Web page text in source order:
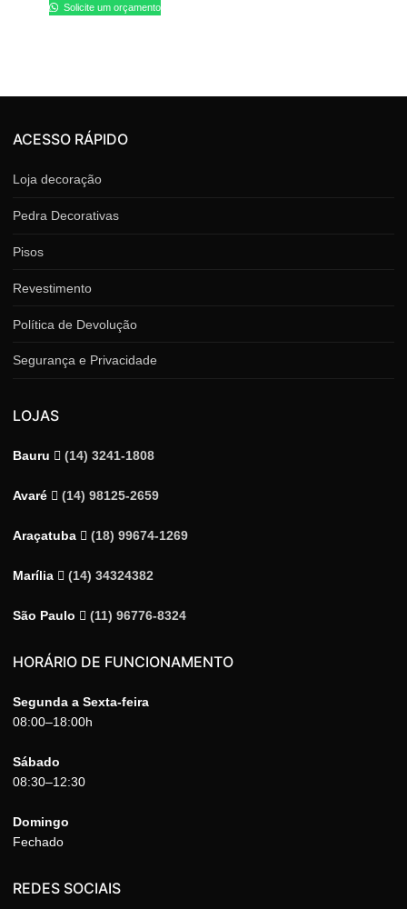
Solicite um orçamento
ACESSO RÁPIDO
Loja decoração
Pedra Decorativas
Pisos
Revestimento
Política de Devolução
Segurança e Privacidade
LOJAS
Bauru (14) 3241-1808
Avaré (14) 98125-2659
Araçatuba (18) 99674-1269
Marília (14) 34324382
São Paulo (11) 96776-8324
HORÁRIO DE FUNCIONAMENTO
Segunda a Sexta-feira
08:00–18:00h
Sábado
08:30–12:30
Domingo
Fechado
REDES SOCIAIS